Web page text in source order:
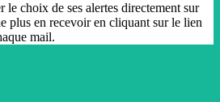
le choix de ses alertes directement sur
plus en recevoir en cliquant sur le lien
mail.